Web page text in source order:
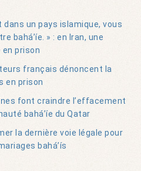
dans un pays islamique, vous
bahá’íe. » : en Iran, une
prison
français dénoncent la
en prison
font craindre l’effacement
bahá’íe du Qatar
la dernière voie légale pour
bahá’ís